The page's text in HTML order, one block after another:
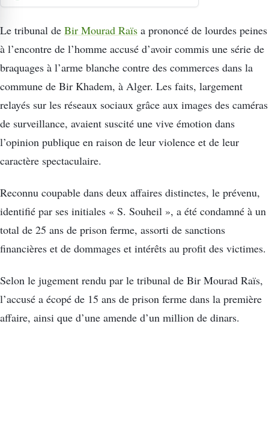
Le tribunal de Bir Mourad Raïs a prononcé de lourdes peines
à l’encontre de l’homme accusé d’avoir commis une série de
braquages à l’arme blanche contre des commerces dans la
commune de Bir Khadem, à Alger. Les faits, largement
relayés sur les réseaux sociaux grâce aux images des caméras
de surveillance, avaient suscité une vive émotion dans
l’opinion publique en raison de leur violence et de leur
caractère spectaculaire.
Reconnu coupable dans deux affaires distinctes, le prévenu,
identifié par ses initiales « S. Souheil », a été condamné à un
total de 25 ans de prison ferme, assorti de sanctions
financières et de dommages et intérêts au profit des victimes.
Selon le jugement rendu par le tribunal de Bir Mourad Raïs,
l’accusé a écopé de 15 ans de prison ferme dans la première
affaire, ainsi que d’une amende d’un million de dinars.